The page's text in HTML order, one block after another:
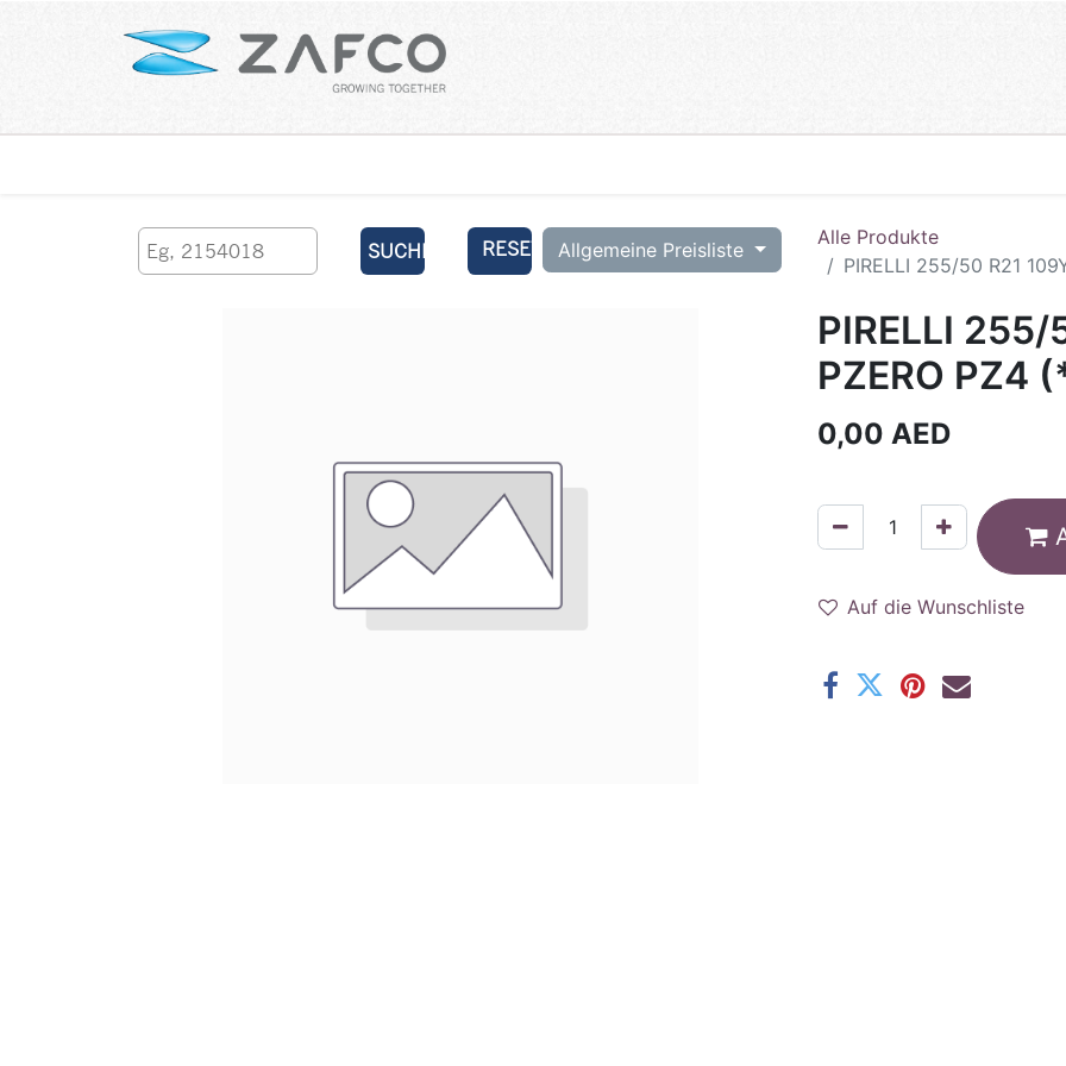
SUCHEN RESET Allgemeine Preisliste
Alle Produkte
PIRELLI 255/50 R21
PIRELLI 255/
PZERO PZ4
0,00 AED
Auf die Wunschliste